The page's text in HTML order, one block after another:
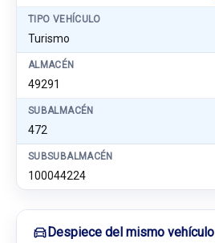
TIPO VEHÍCULO
Turismo
ALMACÉN
49291
SUBALMACÉN
472
SUBSUBALMACÉN
100044224
Despiece del mismo vehículo